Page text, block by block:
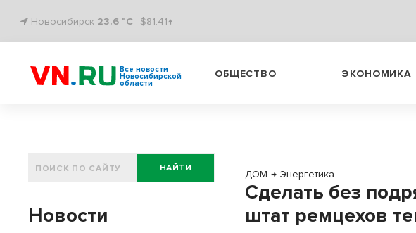
Новосибирск 23.6 °C $81.41↑
Все новости
Новосибирской
области
ОБЩЕСТВО ЭКОНОМИКА
ДОМ → Энергетика
Сделать без
штат ремцехов
НАЙТИ
Новости